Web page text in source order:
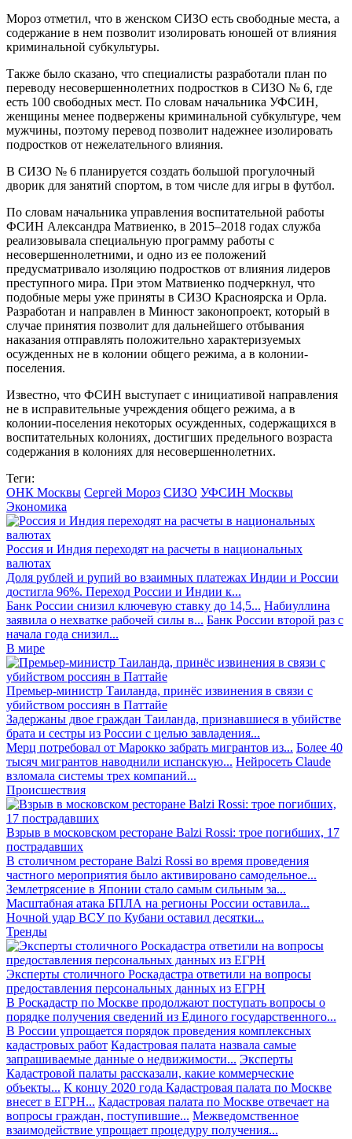
Мороз отметил, что в женском СИЗО есть свободные места, а
содержание в нем позволит изолировать юношей от влияния
криминальной субкультуры.
Также было сказано, что специалисты разработали план по
переводу несовершеннолетних подростков в СИЗО № 6, где
есть 100 свободных мест. По словам начальника УФСИН,
женщины менее подвержены криминальной субкультуре, чем
мужчины, поэтому перевод позволит надежнее изолировать
подростков от нежелательного влияния.
В СИЗО № 6 планируется создать большой прогулочный
дворик для занятий спортом, в том числе для игры в футбол.
По словам начальника управления воспитательной работы
ФСИН Александра Матвиенко, в 2015–2018 годах служба
реализовывала специальную программу работы с
несовершеннолетними, и одно из ее положений
предусматривало изоляцию подростков от влияния лидеров
преступного мира. При этом Матвиенко подчеркнул, что
подобные меры уже приняты в СИЗО Красноярска и Орла.
Разработан и направлен в Минюст законопроект, который в
случае принятия позволит для дальнейшего отбывания
наказания отправлять положительно характеризуемых
осужденных не в колонии общего режима, а в колонии-
поселения.
Известно, что ФСИН выступает с инициативой направления
не в исправительные учреждения общего режима, а в
колонии-поселения некоторых осужденных, содержащихся в
воспитательных колониях, достигших предельного возраста
содержания в колониях для несовершеннолетних.
Теги:
ОНК Москвы Сергей Мороз СИЗО УФСИН Москвы
Экономика
Россия и Индия переходят на расчеты в национальных
валютах
Доля рублей и рупий во взаимных платежах Индии и России
достигла 96%. Переход России и Индии к...
Банк России снизил ключевую ставку до 14,5... Набиуллина
заявила о нехватке рабочей силы в... Банк России второй раз с
начала года снизил...
В мире
Премьер-министр Таиланда, принёс извинения в связи с
убийством россиян в Паттайе
Задержаны двое граждан Таиланда, признавшиеся в убийстве
брата и сестры из России с целью завладения...
Мерц потребовал от Марокко забрать мигрантов из... Более 40
тысяч мигрантов наводнили испанскую... Нейросеть Claude
взломала системы трех компаний...
Происшествия
Взрыв в московском ресторане Balzi Rossi: трое погибших, 17
пострадавших
В столичном ресторане Balzi Rossi во время проведения
частного мероприятия было активировано самодельное...
Землетрясение в Японии стало самым сильным за...
Масштабная атака БПЛА на регионы России оставила...
Ночной удар ВСУ по Кубани оставил десятки...
Тренды
Эксперты столичного Роскадастра ответили на вопросы
предоставления персональных данных из ЕГРН
В Роскадастр по Москве продолжают поступать вопросы о
порядке получения сведений из Единого государственного...
В России упрощается порядок проведения комплексных
кадастровых работ Кадастровая палата назвала самые
запрашиваемые данные о недвижимости... Эксперты
Кадастровой палаты рассказали, какие коммерческие
объекты... К концу 2020 года Кадастровая палата по Москве
внесет в ЕГРН... Кадастровая палата по Москве отвечает на
вопросы граждан, поступившие... Межведомственное
взаимодействие упрощает процедуру получения...